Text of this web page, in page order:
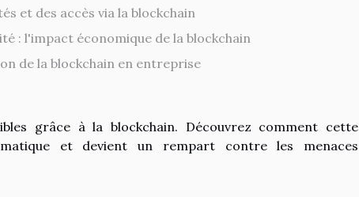
et des accès via la blockchain
: l'impact économique de la blockchain
de la blockchain en entreprise
grâce à la blockchain. Découvrez comment cette
et devient un rempart contre les menaces